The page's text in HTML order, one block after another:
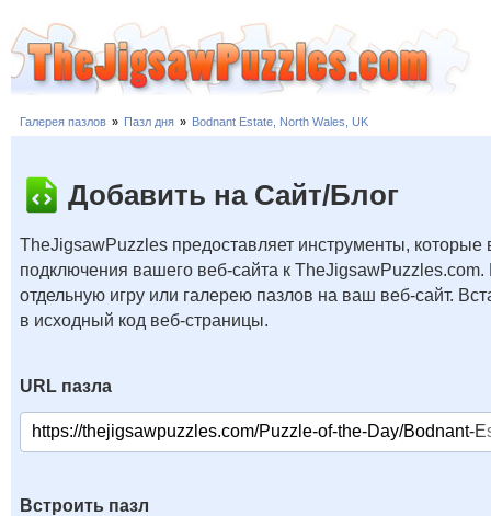
Галерея пазлов » Пазл дня » Bodnant Estate, North Wales, UK
Добавить на Сайт/Блог
TheJigsawPuzzles предоставляет инструменты, которые
подключения вашего веб-сайта к
отдельную игру или галерею пазлов на ваш веб-сайт.
в исходный код веб-страницы.
URL пазла
Встроить пазл